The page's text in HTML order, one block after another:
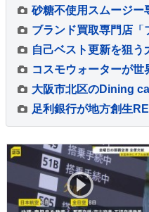
足利銀行が地方創生